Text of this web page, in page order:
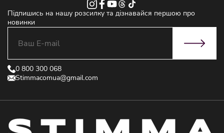
Підпишись на нашу розсилку та дізнавайся першою про
новинки
0 800 300 068
Stimmacomua@gmail.com